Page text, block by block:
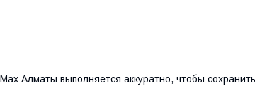
Алматы выполняется аккуратно, чтобы